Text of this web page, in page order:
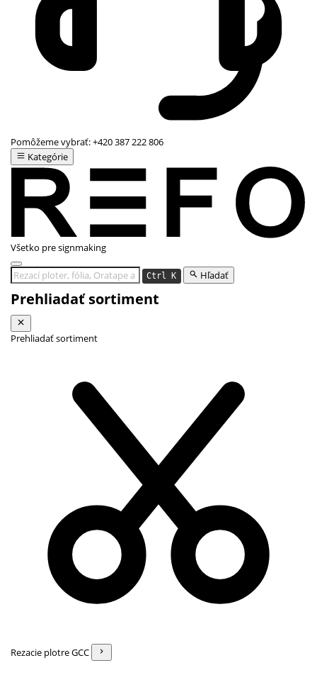
Pomôžeme vybrať:+420 387 222 806
Kategórie
Všetko pre signmaking
Ctrl K Hľadať
Prehliadať sortiment
Prehliadať sortiment
Rezacie plotre GCC